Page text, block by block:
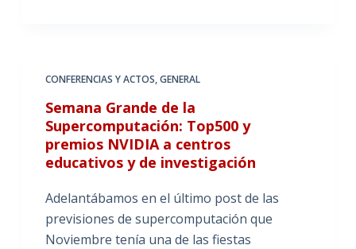
CONFERENCIAS Y ACTOS,GENERAL
Semana Grande de la
Supercomputación: Top500 y
premios NVIDIA a centros
educativos y de investigación
Adelantábamos en el último post de las
previsiones de supercomputación que
Noviembre tenía una de las fiestas